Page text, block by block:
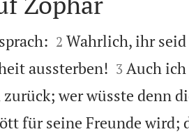

2 Wahrlich, ihr
aussterben!
3 Auch
wer wüsste denn
für seine Freunde